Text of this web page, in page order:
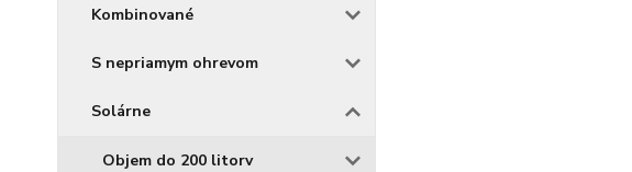
Kombinované
S nepriamym ohrevom
Solárne
Objem do 200 litorv